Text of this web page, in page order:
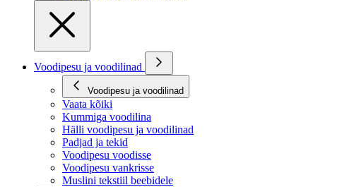
Voodipesu ja voodilinad
Voodipesu ja voodilinad
Vaata kõiki
Kummiga voodilina
Hälli voodipesu ja voodilinad
Padjad ja tekid
Voodipesu voodisse
Voodipesu vankrisse
Muslini tekstiil beebidele